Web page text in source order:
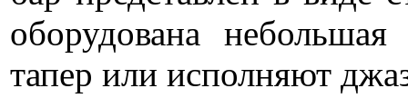
оборудована
тапер или исполняют